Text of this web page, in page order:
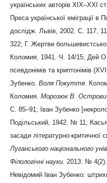
українських авторів ХІХ–ХХІ
Преса української еміграції в
дослідж. Львів, 2002. С. 117,
322; Г. Жертви
Коломия, 1941. Ч. 14/15; Дей О.
псевдонімів та криптонімів
Зубенко. Воля Покуття .
Коломия. Морозюк В. Острови
С. 85–91; Іван Зубенко
Подільський, 1942. № 11;
засади літературно-критичної
Луганського національного
Філологічні науки 2013. №
Невідомий Іван Зубенко: